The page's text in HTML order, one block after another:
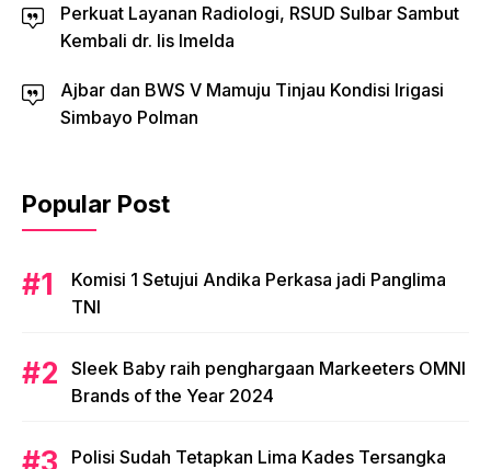
Perkuat Layanan Radiologi, RSUD Sulbar Sambut
Kembali dr. Iis Imelda
Ajbar dan BWS V Mamuju Tinjau Kondisi Irigasi
Simbayo Polman
Popular Post
Komisi 1 Setujui Andika Perkasa jadi Panglima
TNI
Sleek Baby raih penghargaan Markeeters OMNI
Brands of the Year 2024
Polisi Sudah Tetapkan Lima Kades Tersangka